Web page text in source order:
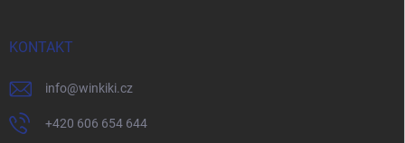
KONTAKT
info@winkiki.cz
+420 606 654 644